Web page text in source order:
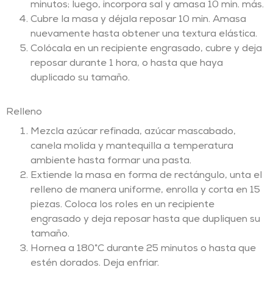
minutos; luego, incorpora sal y amasa 10 min. más.
Cubre la masa y déjala reposar 10 min. Amasa
nuevamente hasta obtener una textura elástica.
Colócala en un recipiente engrasado, cubre y deja
reposar durante 1 hora, o hasta que haya
duplicado su tamaño.
Relleno
Mezcla azúcar refinada, azúcar mascabado,
canela molida y mantequilla a temperatura
ambiente hasta formar una pasta.
Extiende la masa en forma de rectángulo, unta el
relleno de manera uniforme, enrolla y corta en 15
piezas. Coloca los roles en un recipiente
engrasado y deja reposar hasta que dupliquen su
tamaño.
Hornea a 180°C durante 25 minutos o hasta que
estén dorados. Deja enfriar.